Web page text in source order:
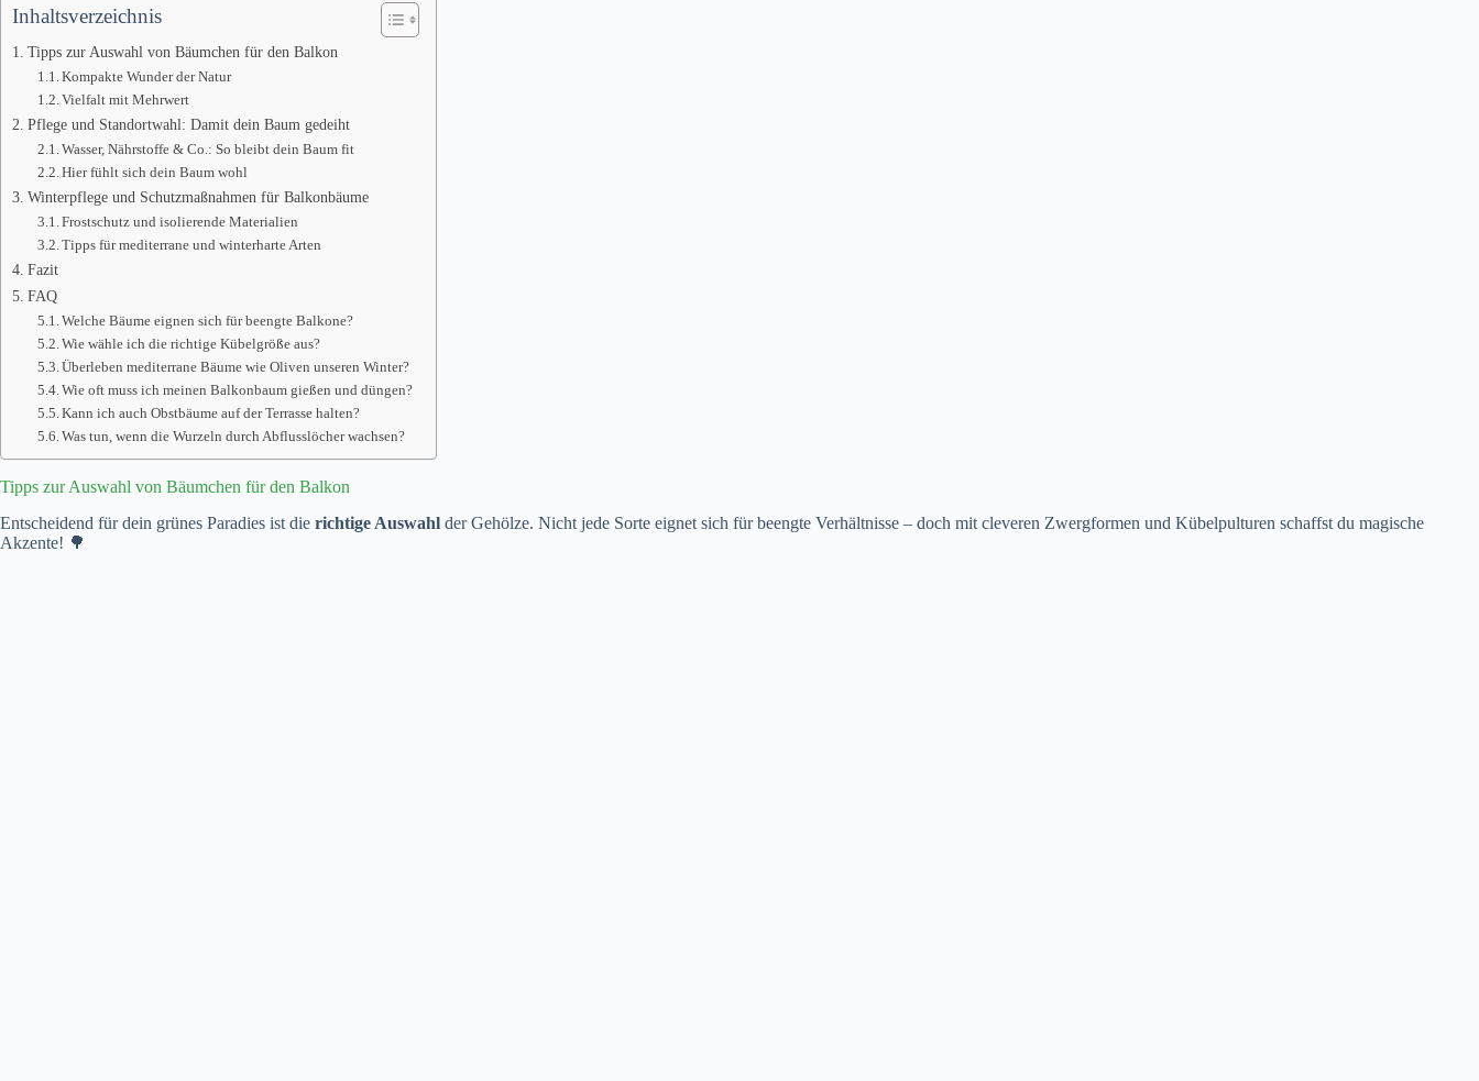
Inhaltsverzeichnis
Tipps zur Auswahl von Bäumchen für den Balkon
Kompakte Wunder der Natur
Vielfalt mit Mehrwert
Pflege und Standortwahl: Damit dein Baum gedeiht
Wasser, Nährstoffe & Co.: So bleibt dein Baum fit
Hier fühlt sich dein Baum wohl
Winterpflege und Schutzmaßnahmen für Balkonbäume
Frostschutz und isolierende Materialien
Tipps für mediterrane und winterharte Arten
Fazit
FAQ
Welche Bäume eignen sich für beengte Balkone?
Wie wähle ich die richtige Kübelgröße aus?
Überleben mediterrane Bäume wie Oliven unseren Winter?
Wie oft muss ich meinen Balkonbaum gießen und düngen?
Kann ich auch Obstbäume auf der Terrasse halten?
Was tun, wenn die Wurzeln durch Abflusslöcher wachsen?
Tipps zur Auswahl von Bäumchen für den Balkon
Entscheidend für dein grünes Paradies ist die richtige Auswahl der Gehölze. Nicht jede Sorte eignet sich für beengte Verhältnisse – doch mit cleveren Zwergformen und Kübelpulturen schaffst du magische
Akzente! 🌳